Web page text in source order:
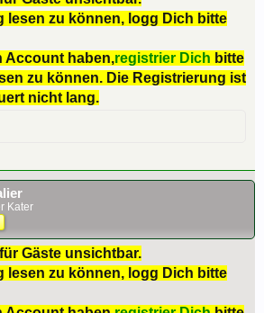
lesen zu können, logg Dich bitte
Account haben,registrier Dich bitte
zu können. Die Registrierung ist
nicht lang.
Kater
Gäste unsichtbar.
lesen zu können, logg Dich bitte